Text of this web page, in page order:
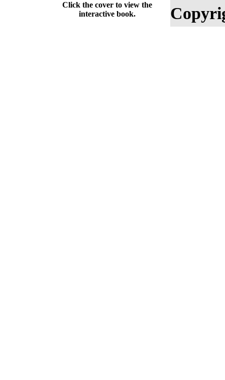
Click the cover to view the
interactive book.